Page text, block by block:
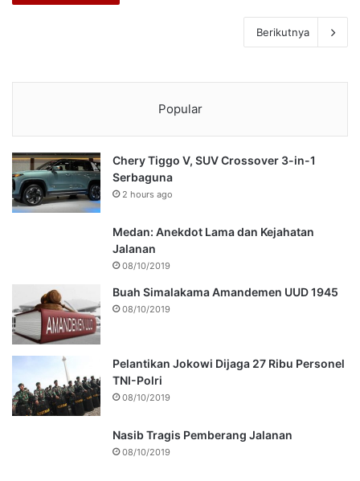
Berikutnya
Popular
Chery Tiggo V, SUV Crossover 3-in-1
Serbaguna
2 hours ago
Medan: Anekdot Lama dan Kejahatan
Jalanan
08/10/2019
Buah Simalakama Amandemen UUD 1945
08/10/2019
Pelantikan Jokowi Dijaga 27 Ribu Personel
TNI-Polri
08/10/2019
Nasib Tragis Pemberang Jalanan
08/10/2019